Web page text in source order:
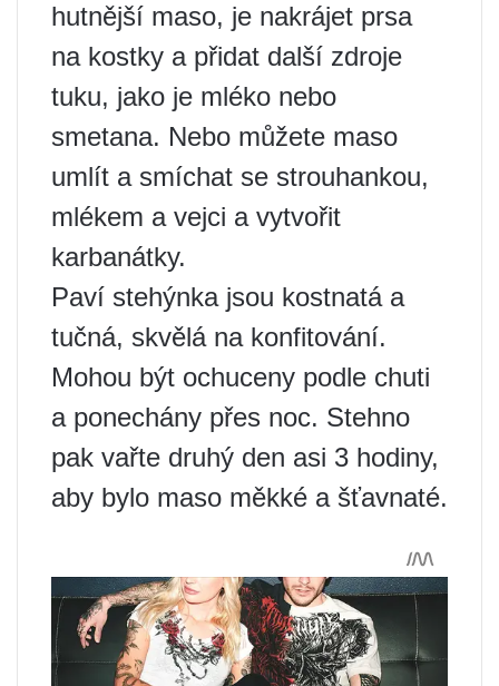
hutnější maso, je nakrájet prsa
na kostky a přidat další zdroje
tuku, jako je mléko nebo
smetana. Nebo můžete maso
umlít a smíchat se strouhankou,
mlékem a vejci a vytvořit
karbanátky.
Paví stehýnka jsou kostnatá a
tučná, skvělá na konfitování.
Mohou být ochuceny podle chuti
a ponechány přes noc. Stehno
pak vařte druhý den asi 3 hodiny,
aby bylo maso měkké a šťavnaté.